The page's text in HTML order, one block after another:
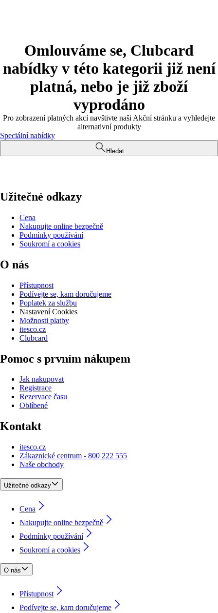
Omlouváme se, Clubcard
nabídky v této kategorii již není
platná, nebo je již zboží
vyprodáno
Pro zobrazení platných akcí navštivte naši Akční stránku a vyhledejte
alternativní produkty
Speciální nabídky
Hledat
Užitečné odkazy
Cena
Nakupujte online bezpečně
Podmínky používání
Soukromí a cookies
O nás
Přístupnost
Podívejte se, kam doručujeme
Poplatek za službu
Nastavení Cookies
Možnosti platby
itesco.cz
Clubcard
Pomoc s prvním nákupem
Jak nakupovat
Registrace
Rezervace času
Oblíbené
Kontakt
itesco.cz
Zákaznické centrum - 800 222 555
Naše obchody
Užitečné odkazy
Cena
Nakupujte online bezpečně
Podmínky používání
Soukromí a cookies
O nás
Přístupnost
Podívejte se, kam doručujeme